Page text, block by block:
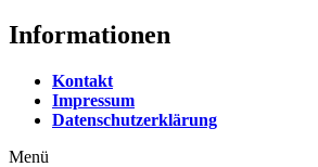
Informationen
Kontakt
Impressum
Datenschutzerklärung
Menü